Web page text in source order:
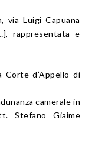
via Luigi Capuana
rappresentata e
Corte d’Appello di
camerale in
Stefano Giaime